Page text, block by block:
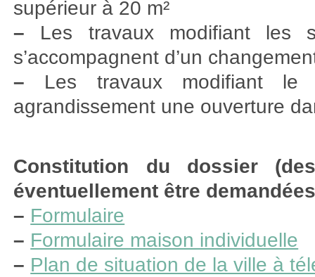
supérieur à 20 m²
– Les travaux modifiant les
s’accompagnent d’un
– Les travaux modifiant le
agrandissement une ouverture
Constitution du dossier
éventuellement être
– Formulaire
– Formulaire maison individuelle
– Plan de situation de la ville à